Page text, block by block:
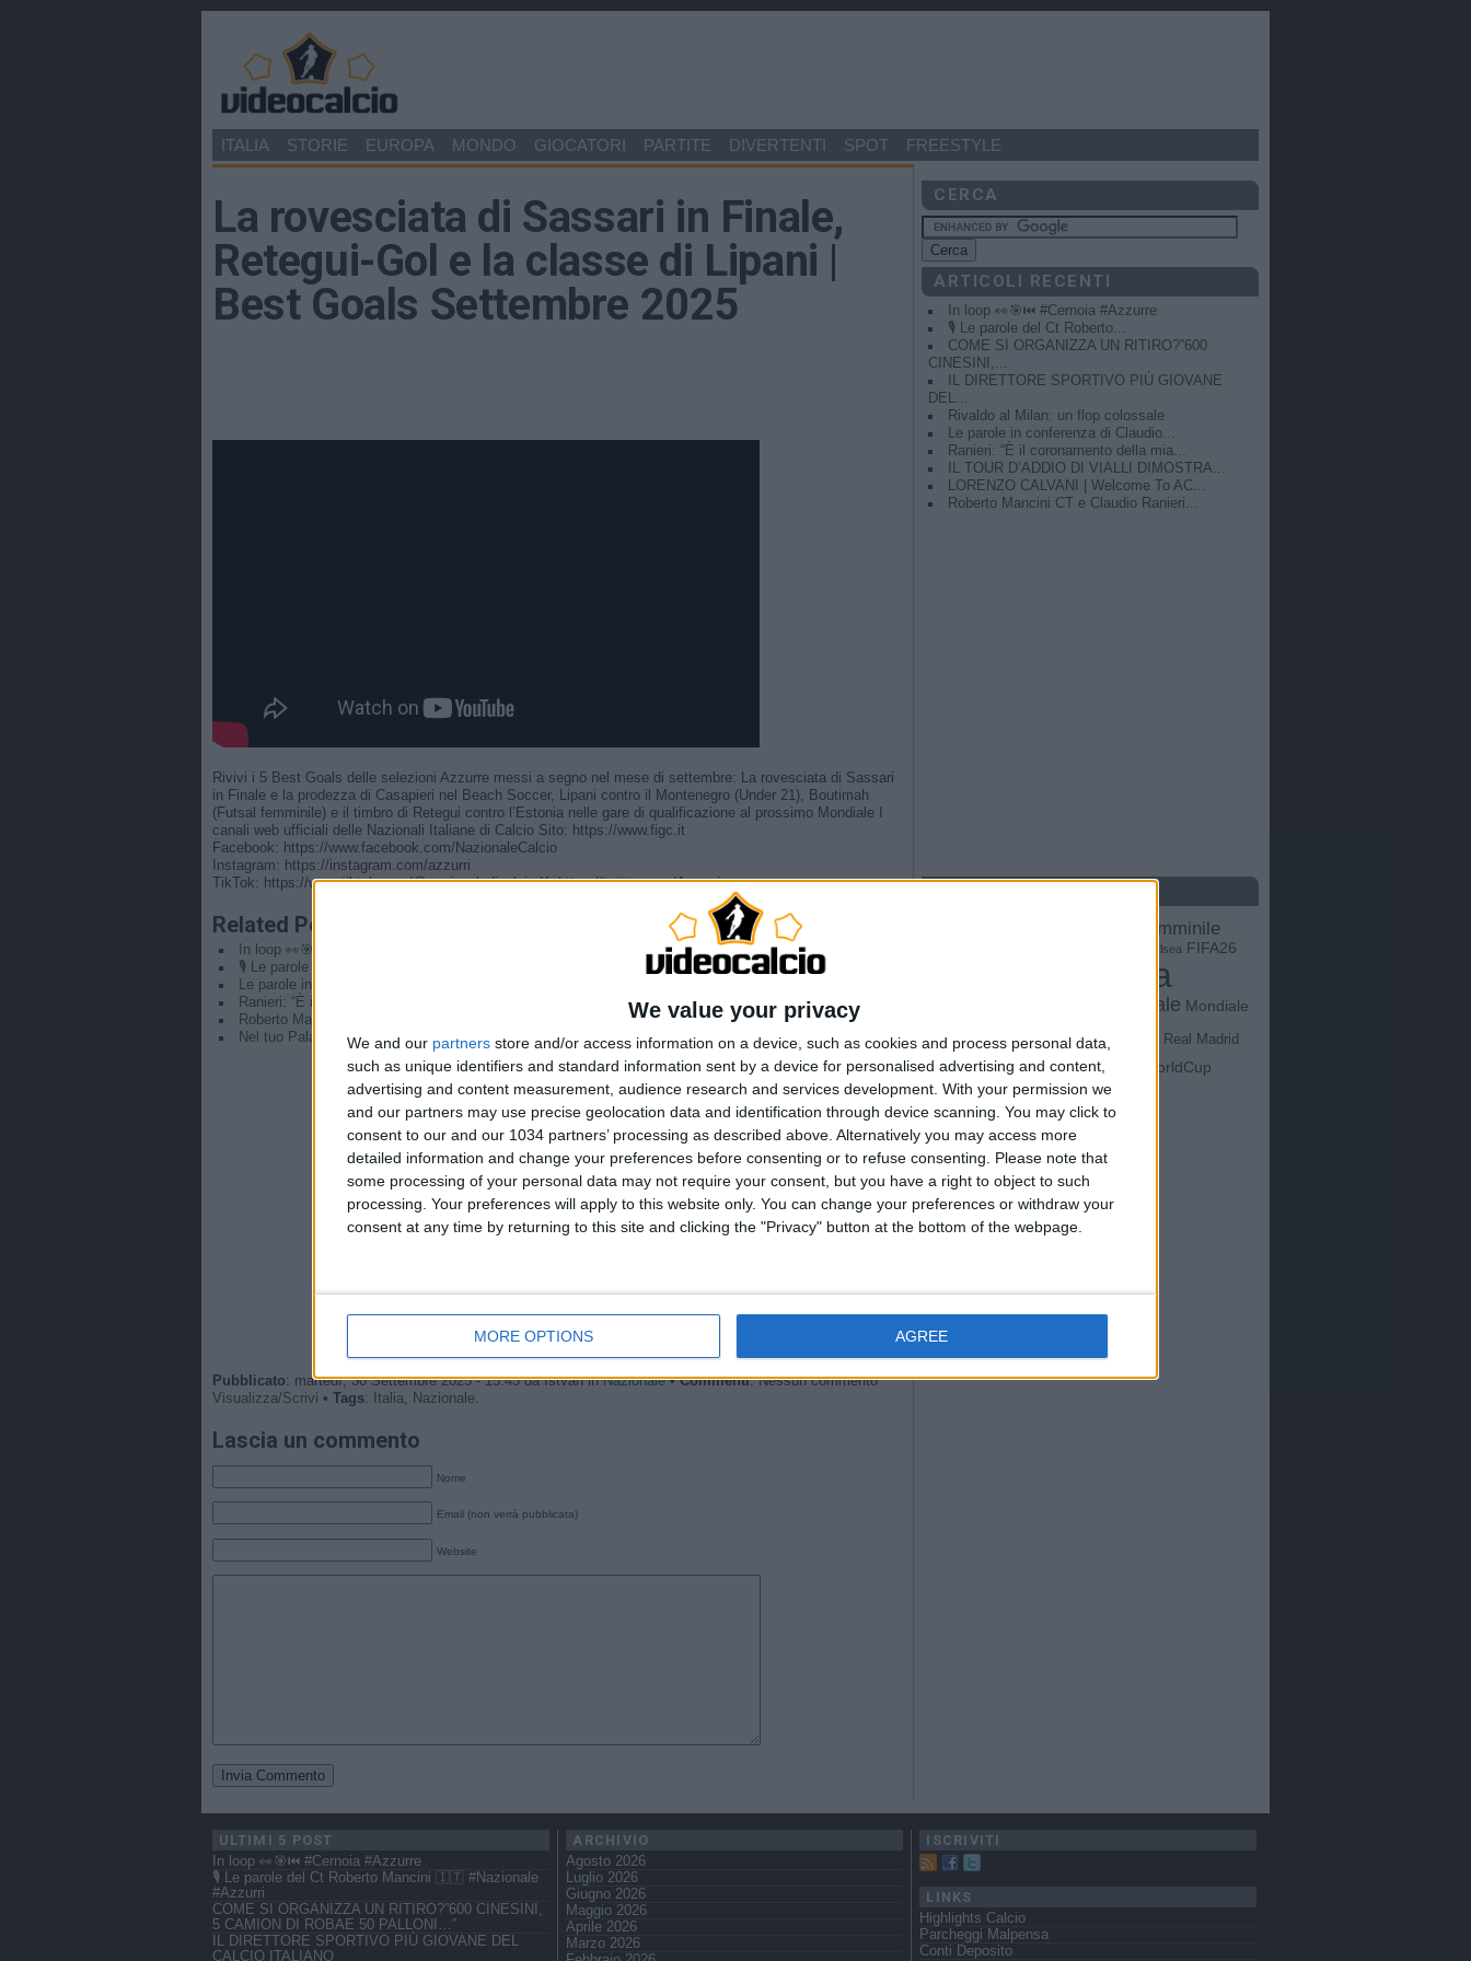
We value your privacy
We and our partners store and/or access information on a device, such as cookies and process personal data,
such as unique identifiers and standard information sent by a device for personalised advertising and content,
advertising and content measurement, audience research and services development. With your permission we
and our partners may use precise geolocation data and identification through device scanning. You may click to
consent to our and our 1034 partners’ processing as described above. Alternatively you may access more
detailed information and change your preferences before consenting or to refuse consenting.
Please note that
some processing of your personal data may not require your consent, but you have a right to object to such
processing. Your preferences will apply to this website only. You can change your preferences or withdraw your
consent at any time by returning to this site and clicking the "Privacy" button at the bottom of the webpage.
MORE OPTIONS AGREE
ITALIA STORIE EUROPA MONDO GIOCATORI PARTITE DIVERTENTI SPOT FREESTYLE
La rovesciata di Sassari in Finale,
Retegui-Gol e la classe di Lipani |
Best Goals Settembre 2025
Rivivi i 5 Best Goals delle selezioni Azzurre messi a segno nel mese di settembre: La rovesciata di Sassari
in Finale e la prodezza di Casapieri nel Beach Soccer, Lipani contro il Montenegro (Under 21), Boutimah
(Futsal femminile) e il timbro di Retegui contro l’Estonia nelle gare di qualificazione al prossimo Mondiale I
canali web ufficiali delle Nazionali Italiane di Calcio Sito: https://www.figc.it​​​​
Facebook: https://www.facebook.com/NazionaleCalcio​
Instagram: https://instagram.com/azzurri​
TikTok: https://www.tiktok.com/@nazionaledicalcio X: https://twitter.com/Azzurri
Related Posts
In loop 👀🎯⏮️ #Cernoia #Azzurre
🎙️ Le parole del Ct Roberto Mancini 🇮🇹 #Nazionale #Azzurri
Le parole in conferenza di Claudio Ranieri 🗣️ #Nazionale #Azzurri
Ranieri: “È il coronamento della mia carriera” | La presentazione del Direttore Tecnico
Roberto Mancini CT e Claudio Ranieri direttore tecnico | L’annuncio di Malagò
Nel tuo Palazzo può entrare… 👱🏻‍♀️⚽️#Nazionale #Azzurre
--- Pubblicità ---
Pubblicato: martedì, 30 Settembre 2025 - 15:43 da Istvan inNazionale•Commenti: Nessun commento
Visualizza/Scrivi • Tags: Italia, Nazionale.
Lascia un commento
Nome
Email (non verrà pubblicata)
Website
CERCA
ARTICOLI RECENTI
In loop 👀🎯⏮️ #Cernoia #Azzurre
🎙️ Le parole del Ct Roberto...
COME SI ORGANIZZA UN RITIRO?”600
CINESINI,...
IL DIRETTORE SPORTIVO PIÙ GIOVANE
DEL...
Rivaldo al Milan: un flop colossale
Le parole in conferenza di Claudio...
Ranieri: “È il coronamento della mia...
IL TOUR D’ADDIO DI VIALLI DIMOSTRA...
LORENZO CALVANI | Welcome To AC...
Roberto Mancini CT e Claudio Ranieri...
calcio femminile
Chelsea FIFA26
Italia
Mondiale Mondiale
2026 Napoli Nazionale Real Madrid
Roma Sampdoria Serie A
WorldCup
WorldCup2026
ULTIMI 5 POST
In loop 👀🎯⏮️ #Cernoia #Azzurre
🎙️ Le parole del Ct Roberto Mancini 🇮🇹 #Nazionale
#Azzurri
COME SI ORGANIZZA UN RITIRO?”600 CINESINI,
5 CAMION DI ROBAE 50 PALLONI…”
IL DIRETTORE SPORTIVO PIÙ GIOVANE DEL
CALCIO ITALIANO
ARCHIVIO
Agosto 2026
Luglio 2026
Giugno 2026
Maggio 2026
Aprile 2026
Marzo 2026
ISCRIVITI
LINKS
Highlights Calcio
Parcheggi Malpensa
Conti Deposito